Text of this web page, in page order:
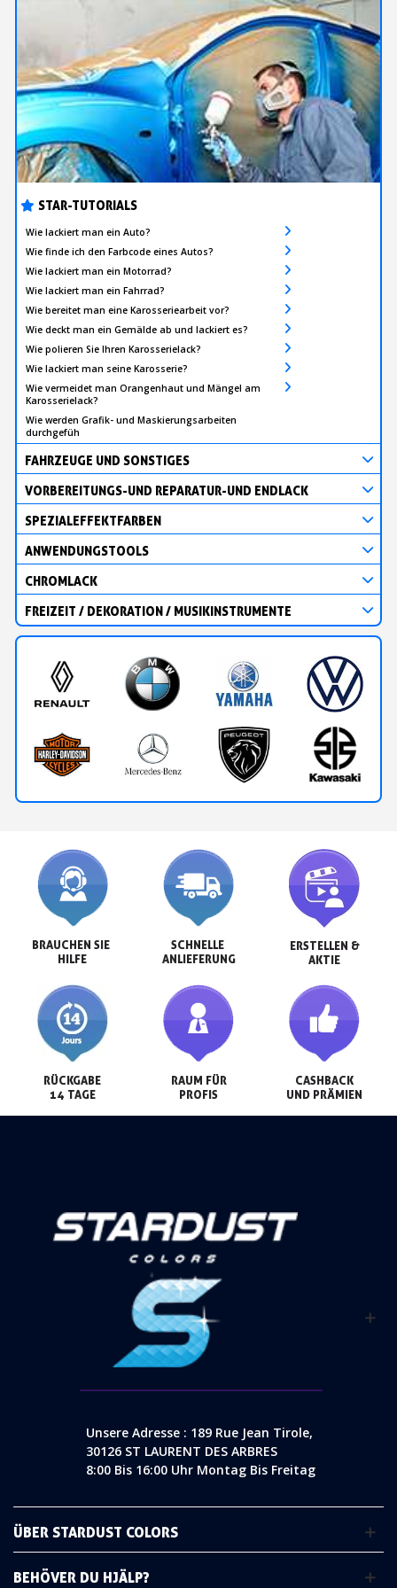
STAR-TUTORIALS
Wie lackiert man ein Auto?
Wie finde ich den Farbcode eines Autos?
Wie lackiert man ein Motorrad?
Wie lackiert man ein Fahrrad?
Wie bereitet man eine Karosseriearbeit vor?
Wie deckt man ein Gemälde ab und lackiert es?
Wie polieren Sie Ihren Karosserielack?
Wie lackiert man seine Karosserie?
Wie vermeidet man Orangenhaut und Mängel am
Karosserielack?
Wie werden Grafik- und Maskierungsarbeiten
durchgefüh
FAHRZEUGE UND SONSTIGES
VORBEREITUNGS-UND REPARATUR-UND ENDLACK
SPEZIALEFFEKTFARBEN
ANWENDUNGSTOOLS
CHROMLACK
FREIZEIT / DEKORATION / MUSIKINSTRUMENTE
BRAUCHEN SIE
HILFE
SCHNELLE
ANLIEFERUNG
ERSTELLEN &
AKTIE
RÜCKGABE
14 TAGE
RAUM FÜR
PROFIS
CASHBACK
UND PRÄMIEN
Unsere Adresse : 189 Rue Jean Tirole,
30126 ST LAURENT DES ARBRES
8:00 Bis 16:00 Uhr Montag Bis Freitag
ÜBER STARDUST COLORS
BEHÖVER DU HJÄLP?